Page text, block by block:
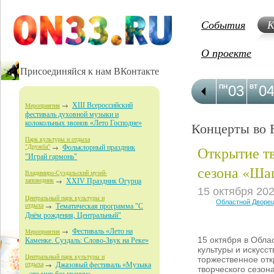
Присоединяйся к нам ВКонтакте
Мероприятия
XIII Всероссийский
фестиваль духовной музыки и
колокольных звонов «Лето Господне»
Парк культуры и отдыха
"Дружба"
Фольклорный праздник
"Играй гармонь"
Владимиро-Суздальский музей-
заповедник XXIV Праздник Огурца
Центральный парк культуры и
отдыха
Тематическая программа "С
Днём рождения, Центральный"
Мероприятия
Фестиваль «Лето на
Каменке. Суздаль: Слово-Звук на Реке»
Центральный парк культуры и
отдыха
Джазовый фестиваль «Музыка
События
О проекте
03
ПН 04
ВТ
Концерты во
Открытие
сезона
15 октября
Областной
15 октября в
культуры и
торжественное
творческого